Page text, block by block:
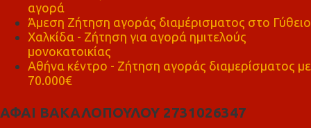
αγορά
Άμεση Ζήτηση αγοράς διαμέρισματος στο Γύθειο
Χαλκίδα - Ζήτηση για αγορά ημιτελούς
μονοκατοικίας
Αθήνα κέντρο - Ζήτηση αγοράς διαμερίσματος με
70.000€
ΑΦΑΙ ΒΑΚΑΛΟΠΟΥΛΟΥ 2731026347